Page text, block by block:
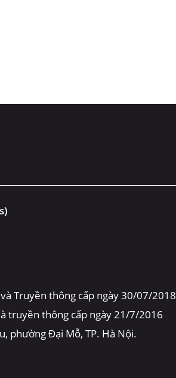
Truyền thông cấp ngày 30/07/2018
truyền thông cấp ngày 21/7/2016
phường Đại Mỗ, TP. Hà Nội.